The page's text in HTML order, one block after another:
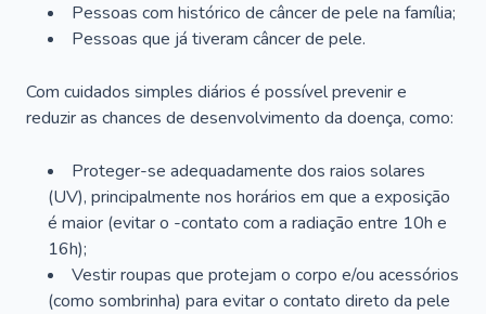
Pessoas com histórico de câncer de pele na família;
Pessoas que já tiveram câncer de pele.
Com cuidados simples diários é possível prevenir e
reduzir as chances de desenvolvimento da doença, como:
Proteger-se adequadamente dos raios solares
(UV), principalmente nos horários em que a exposição
é maior (evitar o -contato com a radiação entre 10h e
16h);
Vestir roupas que protejam o corpo e/ou acessórios
(como sombrinha) para evitar o contato direto da pele